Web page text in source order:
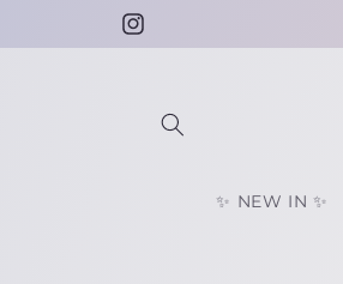
Inhalt
Instagram
⋗ Bearbeitungszeit nur ca.
✨ NEW IN ✨